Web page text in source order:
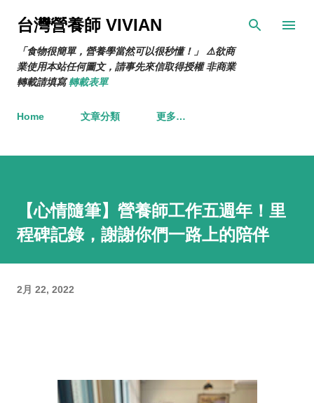
跳到主要內容
台灣營養師 VIVIAN
「食物很簡單，營養學當然可以很秒懂！」 ⚠️欲商
業使用本站任何圖文，請事先來信取得授權 非商業
轉載請填寫轉載表單
Home 文章分類 更多…
【心情隨筆】營養師工作五週年！里
程碑記錄，謝謝你們一路上的陪伴
2月 22, 2022